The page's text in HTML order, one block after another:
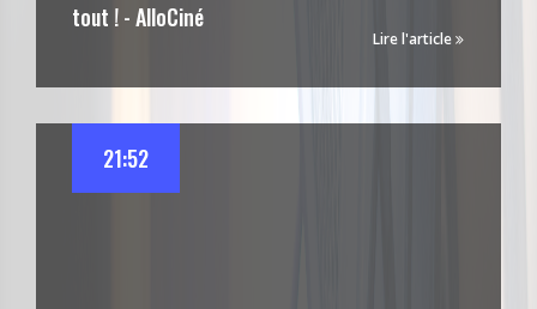
tout ! - AlloCiné
Lire l'article
21:52